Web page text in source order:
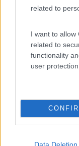
related to
I want to allow
related to
functionality
user protection.
Data Deletion
Punto sosta